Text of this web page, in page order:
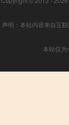
声明：本站内容来自互
本站仅为